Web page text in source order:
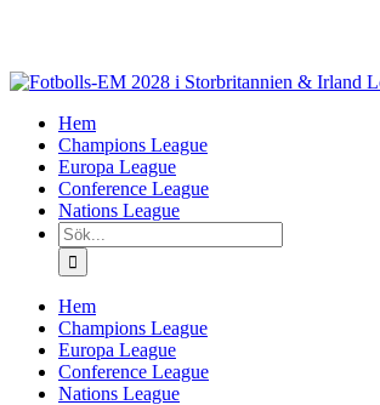
Hem
Champions League
Europa League
Conference League
Nations League
Sök
efter:
Hem
Champions League
Europa League
Conference League
Nations League